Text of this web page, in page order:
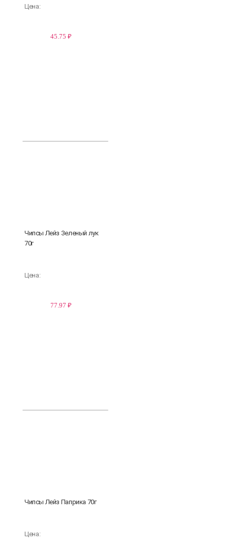
Цена:
45.75 ₽
Чипсы Лейз Зеленый лук
70г
Цена:
77.97 ₽
Чипсы Лейз Паприка 70г
Цена: